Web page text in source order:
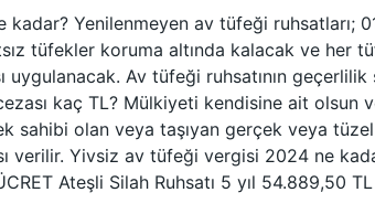
kadar? Yenilenmeyen av tüfeği ruhsatları;
tüfekler koruma altında kalacak ve her
Av tüfeği ruhsatının geçerlilik
kaç TL? Mülkiyeti kendisine ait olsun
sahibi olan veya taşıyan gerçek veya
verilir. Yivsiz av tüfeği vergisi 2024 ne
Ateşli Silah Ruhsatı 5 yıl 54.889,50